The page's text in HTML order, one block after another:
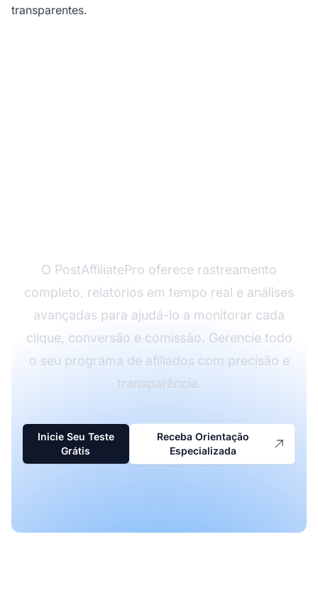
transparentes.
O PostAffiliatePro oferece rastreamento
completo, relatórios em tempo real e análises
avançadas para ajudá-lo a monitorar cada
clique, conversão e comissão. Gerencie todo
o seu programa de afiliados com precisão e
transparência.
Inicie Seu Teste
Grátis
Receba Orientação
Especializada